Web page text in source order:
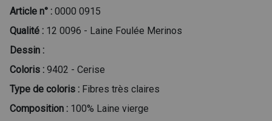
Article n° : 0000 0915
Qualité : 12 0096 - Laine Foulée Merinos
Dessin :
Coloris : 9402 - Cerise
Type de coloris : Fibres très claires
Composition : 100% Laine vierge